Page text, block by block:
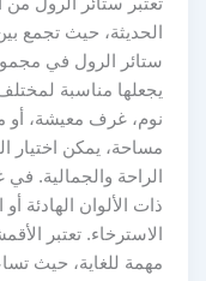
الحديثة، حيث تجمع بين
ستائر الرول في مجموعة
يجعلها مناسبة لمختلف
نوم، غرف معيشة، أو
مساحة، يمكن اختيار
الراحة والجمالية. في
ذات الألوان الهادئة أو
الاسترخاء. تعتبر
مهمة للغاية، حيث